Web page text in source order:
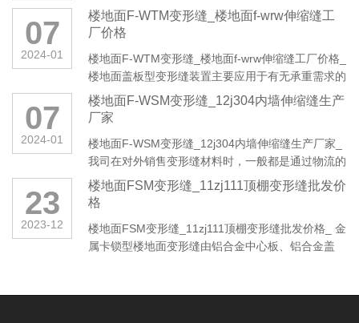
话题，实际上除了专业人士···
07
2024-01
楼地面F-WTM变形缝_楼地面f-wrw伸缩缝工
厂价格
楼地面F-WTM变形缝_楼地面f-wrw伸缩缝工厂价格_
楼地面盖板型变形缝装置主要应用于有无承重需求的
建筑。变形缝伸缩···
07
2024-01
楼地面F-WSM变形缝_12j304内墙伸缩缝生产
厂家
楼地面F-WSM变形缝_12j304内墙伸缩缝生产厂家_
我司在对外销售变形缝材料时，一般都是通过物流的
方式，将货物运送到···
23
2023-12
楼地面FSM变形缝_11zj111顶棚变形缝批发价
格
楼地面FSM变形缝_11zj111顶棚变形缝批发价格_ 金
属卡锁型楼地面变形缝由铝合金中心板、铝合金盖